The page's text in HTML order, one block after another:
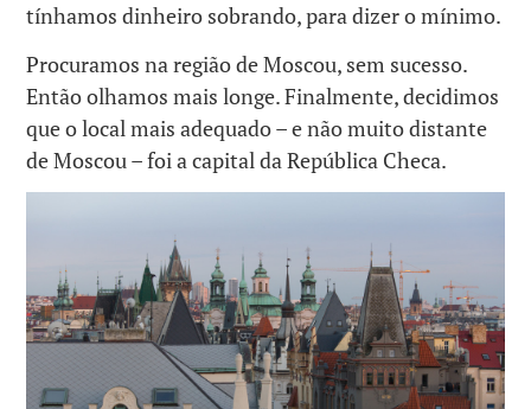
tínhamos dinheiro sobrando, para dizer o mínimo.
Procuramos na região de Moscou, sem sucesso.
Então olhamos mais longe. Finalmente, decidimos
que o local mais adequado – e não muito distante
de Moscou – foi a capital da República Checa.